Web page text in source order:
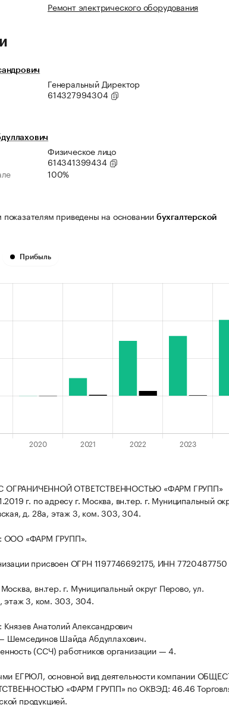
Ремонт электрического оборудования
Генеральный Директор
614327994304
Физическое лицо
614341399434
100%
приведены на основании бухгалтерской
Прибыль
ОГРАНИЧЕННОЙ ОТВЕТСТВЕННОСТЬЮ «ФАРМ ГРУПП»
г. по адресу г. Москва, вн.тер. г. Муниципальный
д. 28а, этаж 3, ком. 303, 304.
ООО «ФАРМ ГРУПП».
присвоен ОГРН 1197746692175, ИНН
вн.тер. г. Муниципальный округ Перово, ул.
этаж 3, ком. 303, 304.
Анатолий Александрович
Шемсединов Шайда Абдуллахович.
(ССЧ) работников организации — 4.
ЕГРЮЛ, основной вид деятельности компании
«ФАРМ ГРУПП» по ОКВЭД: 46.46
продукцией.